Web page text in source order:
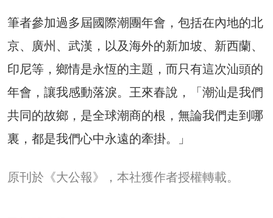
筆者參加過多屆國際潮團年會，包括在內地的北
京、廣州、武漢，以及海外的新加坡、新西蘭、
印尼等，鄉情是永恆的主題，而只有這次汕頭的
年會，讓我感動落淚。王來春說，「潮汕是我們
共同的故鄉，是全球潮商的根，無論我們走到哪
裏，都是我們心中永遠的牽掛。」
原刊於《大公報》，本社獲作者授權轉載。